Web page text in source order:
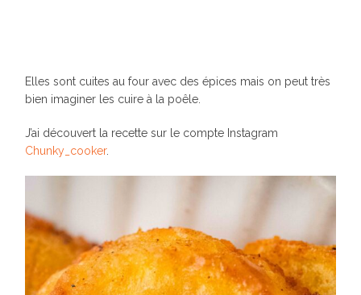
Elles sont cuites au four avec des épices mais on peut très
bien imaginer les cuire à la poêle.
J’ai découvert la recette sur le compte Instagram
Chunky_cooker.